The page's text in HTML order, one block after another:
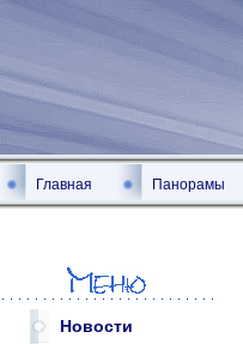
Главная Панорамы
Новости